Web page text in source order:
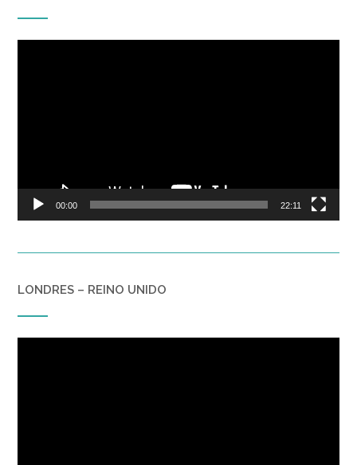
00:00 22:11
LONDRES – REINO UNIDO